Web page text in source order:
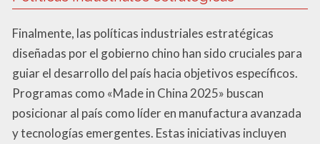
Finalmente, las políticas industriales estratégicas
diseñadas por el gobierno chino han sido cruciales para
guiar el desarrollo del país hacia objetivos específicos.
Programas como «Made in China 2025» buscan
posicionar al país como líder en manufactura avanzada
y tecnologías emergentes. Estas iniciativas incluyen